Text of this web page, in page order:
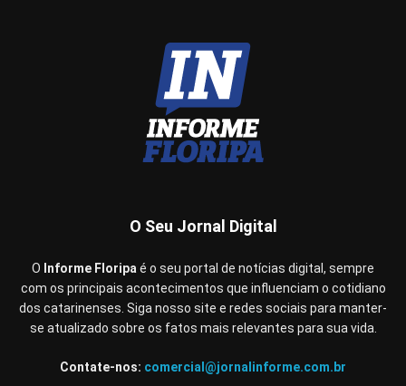
O Seu Jornal Digital
O Informe Floripa é o seu portal de notícias digital, sempre
com os principais acontecimentos que influenciam o cotidiano
dos catarinenses. Siga nosso site e redes sociais para manter-
se atualizado sobre os fatos mais relevantes para sua vida.
Contate-nos: comercial@jornalinforme.com.br